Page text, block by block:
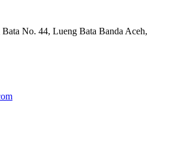
No. 44, Lueng Bata Banda Aceh,